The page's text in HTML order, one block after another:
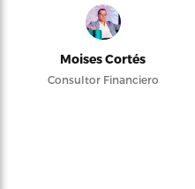
Moises Cortés
Consultor Financiero